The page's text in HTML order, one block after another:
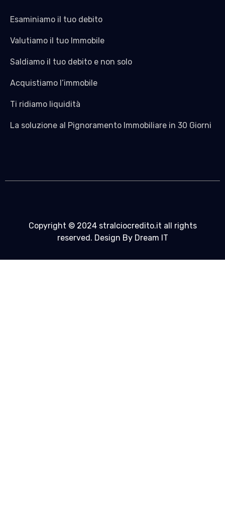
Esaminiamo il tuo debito
Valutiamo il tuo Immobile
Saldiamo il tuo debito e non solo
Acquistiamo l’immobile
Ti ridiamo liquidità
La soluzione al Pignoramento Immobiliare in 30 Giorni
Copyright © 2024 stralciocredito.it all rights
reserved. Design By Dream IT